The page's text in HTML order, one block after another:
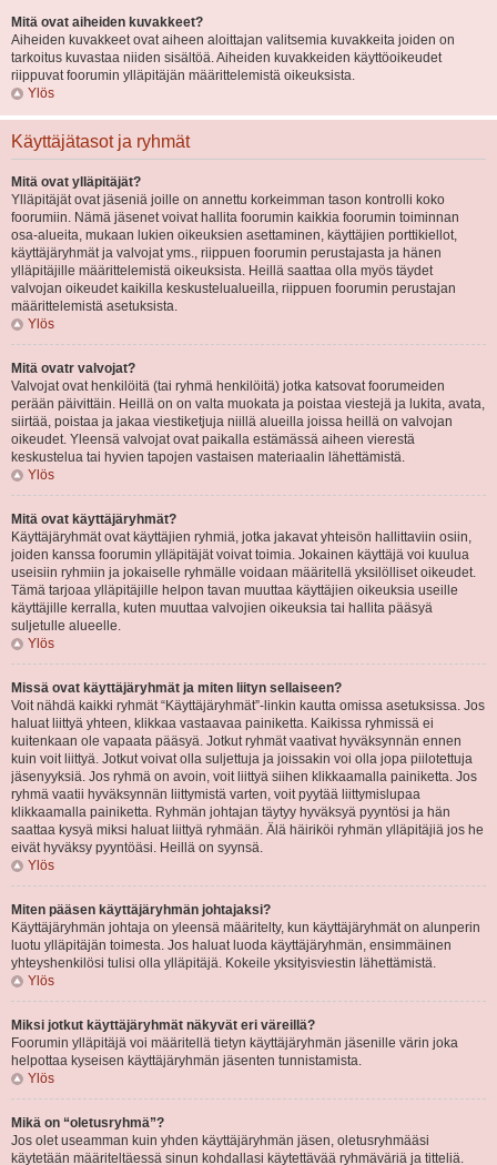
Mitä ovat aiheiden kuvakkeet?
Aiheiden kuvakkeet ovat aiheen aloittajan valitsemia kuvakkeita joiden on
tarkoitus kuvastaa niiden sisältöä. Aiheiden kuvakkeiden käyttöoikeudet
riippuvat foorumin ylläpitäjän määrittelemistä oikeuksista.
Ylös
Käyttäjätasot ja ryhmät
Mitä ovat ylläpitäjät?
Ylläpitäjät ovat jäseniä joille on annettu korkeimman tason kontrolli koko
foorumiin. Nämä jäsenet voivat hallita foorumin kaikkia foorumin toiminnan
osa-alueita, mukaan lukien oikeuksien asettaminen, käyttäjien porttikiellot,
käyttäjäryhmät ja valvojat yms., riippuen foorumin perustajasta ja hänen
ylläpitäjille määrittelemistä oikeuksista. Heillä saattaa olla myös täydet
valvojan oikeudet kaikilla keskustelualueilla, riippuen foorumin perustajan
määrittelemistä asetuksista.
Ylös
Mitä ovatr valvojat?
Valvojat ovat henkilöitä (tai ryhmä henkilöitä) jotka katsovat foorumeiden
perään päivittäin. Heillä on on valta muokata ja poistaa viestejä ja lukita, avata,
siirtää, poistaa ja jakaa viestiketjuja niillä alueilla joissa heillä on valvojan
oikeudet. Yleensä valvojat ovat paikalla estämässä aiheen vierestä
keskustelua tai hyvien tapojen vastaisen materiaalin lähettämistä.
Ylös
Mitä ovat käyttäjäryhmät?
Käyttäjäryhmät ovat käyttäjien ryhmiä, jotka jakavat yhteisön hallittaviin osiin,
joiden kanssa foorumin ylläpitäjät voivat toimia. Jokainen käyttäjä voi kuulua
useisiin ryhmiin ja jokaiselle ryhmälle voidaan määritellä yksilölliset oikeudet.
Tämä tarjoaa ylläpitäjille helpon tavan muuttaa käyttäjien oikeuksia useille
käyttäjille kerralla, kuten muuttaa valvojien oikeuksia tai hallita pääsyä
suljetulle alueelle.
Ylös
Missä ovat käyttäjäryhmät ja miten liityn sellaiseen?
Voit nähdä kaikki ryhmät “Käyttäjäryhmät”-linkin kautta omissa asetuksissa. Jos
haluat liittyä yhteen, klikkaa vastaavaa painiketta. Kaikissa ryhmissä ei
kuitenkaan ole vapaata pääsyä. Jotkut ryhmät vaativat hyväksynnän ennen
kuin voit liittyä. Jotkut voivat olla suljettuja ja joissakin voi olla jopa piilotettuja
jäsenyyksiä. Jos ryhmä on avoin, voit liittyä siihen klikkaamalla painiketta. Jos
ryhmä vaatii hyväksynnän liittymistä varten, voit pyytää liittymislupaa
klikkaamalla painiketta. Ryhmän johtajan täytyy hyväksyä pyyntösi ja hän
saattaa kysyä miksi haluat liittyä ryhmään. Älä häiriköi ryhmän ylläpitäjiä jos he
eivät hyväksy pyyntöäsi. Heillä on syynsä.
Ylös
Miten pääsen käyttäjäryhmän johtajaksi?
Käyttäjäryhmän johtaja on yleensä määritelty, kun käyttäjäryhmät on alunperin
luotu ylläpitäjän toimesta. Jos haluat luoda käyttäjäryhmän, ensimmäinen
yhteyshenkilösi tulisi olla ylläpitäjä. Kokeile yksityisviestin lähettämistä.
Ylös
Miksi jotkut käyttäjäryhmät näkyvät eri väreillä?
Foorumin ylläpitäjä voi määritellä tietyn käyttäjäryhmän jäsenille värin joka
helpottaa kyseisen käyttäjäryhmän jäsenten tunnistamista.
Ylös
Mikä on “oletusryhmä”?
Jos olet useamman kuin yhden käyttäjäryhmän jäsen, oletusryhmääsi
käytetään määriteltäessä sinun kohdallasi käytettävää ryhmäväriä ja titteliä.